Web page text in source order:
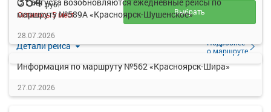
Детали рейса
Подробнее
о маршруте
руб.
Осталось 5 мест
Выбрать
маршруту №589А «Красноярск-Шушенское»
28.07.2026
Информация по маршруту №562 «Красноярск-Шира»
27.07.2026